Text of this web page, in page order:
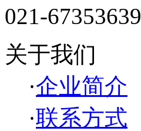
021-67353639
关于我们
·企业简介
·联系方式